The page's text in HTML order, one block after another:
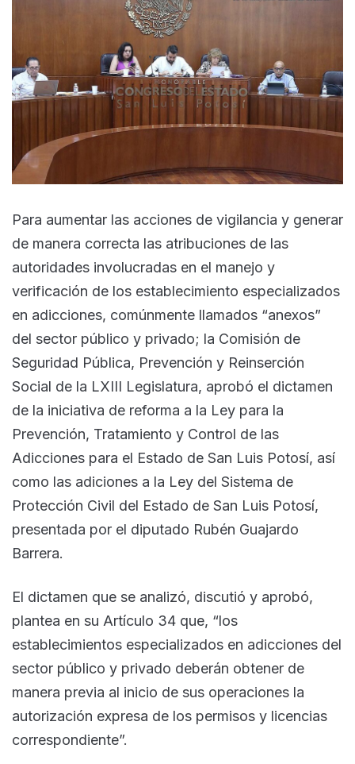
Para aumentar las acciones de vigilancia y generar
de manera correcta las atribuciones de las
autoridades involucradas en el manejo y
verificación de los establecimiento especializados
en adicciones, comúnmente llamados “anexos”
del sector público y privado; la Comisión de
Seguridad Pública, Prevención y Reinserción
Social de la LXIII Legislatura, aprobó el dictamen
de la iniciativa de reforma a la Ley para la
Prevención, Tratamiento y Control de las
Adicciones para el Estado de San Luis Potosí, así
como las adiciones a la Ley del Sistema de
Protección Civil del Estado de San Luis Potosí,
presentada por el diputado Rubén Guajardo
Barrera.
El dictamen que se analizó, discutió y aprobó,
plantea en su Artículo 34 que, “los
establecimientos especializados en adicciones del
sector público y privado deberán obtener de
manera previa al inicio de sus operaciones la
autorización expresa de los permisos y licencias
correspondiente”.